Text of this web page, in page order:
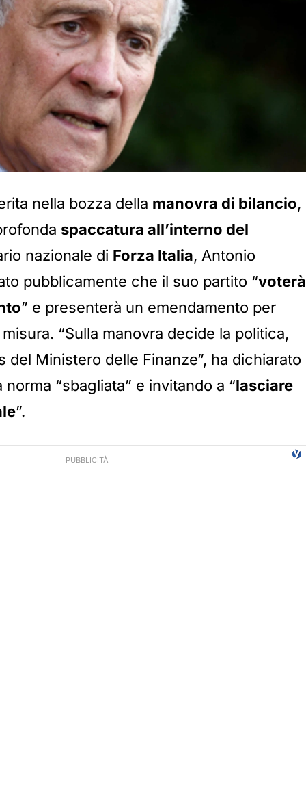
nella bozza della manovra di bilancio,
spaccatura all’interno del
nazionale di Forza Italia, Antonio
pubblicamente che il suo partito “voterà
” e presenterà un emendamento per
“Sulla manovra decide la politica,
del Ministero delle Finanze”, ha dichiarato
“sbagliata” e invitando a “lasciare
”.